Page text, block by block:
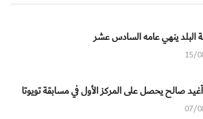
البلد ينهي عامه السادس عشر
صالح يحصل على المركز الأول في مسابقة تويوتا